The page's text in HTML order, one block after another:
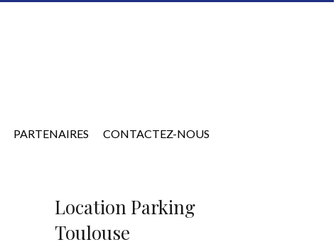
PARTENAIRES CONTACTEZ-NOUS
Location Parking
Toulouse